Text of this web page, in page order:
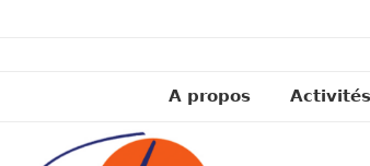
A propos